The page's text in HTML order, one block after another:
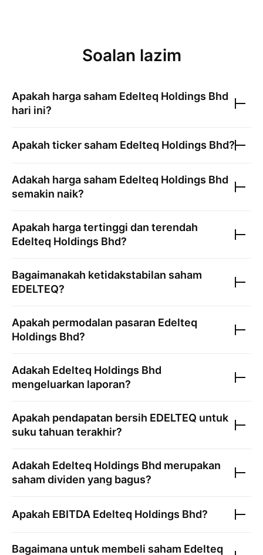
Soalan lazim
Apakah harga saham Edelteq Holdings Bhd
hari ini?
Apakah ticker saham Edelteq Holdings Bhd?
Adakah harga saham Edelteq Holdings Bhd
semakin naik?
Apakah harga tertinggi dan terendah
Edelteq Holdings Bhd?
Bagaimanakah ketidakstabilan saham
EDELTEQ?
Apakah permodalan pasaran Edelteq
Holdings Bhd?
Adakah Edelteq Holdings Bhd
mengeluarkan laporan?
Apakah pendapatan bersih EDELTEQ untuk
suku tahuan terakhir?
Adakah Edelteq Holdings Bhd merupakan
saham dividen yang bagus?
Apakah EBITDA Edelteq Holdings Bhd?
Bagaimana untuk membeli saham Edelteq